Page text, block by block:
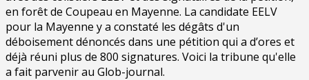
en forêt de Coupeau en Mayenne. La candidate EELV
pour la Mayenne y a constaté les dégâts d'un
déboisement dénoncés dans une pétition qui a d’ores et
déjà réuni plus de 800 signatures. Voici la tribune qu'elle
a fait parvenir au Glob-journal.